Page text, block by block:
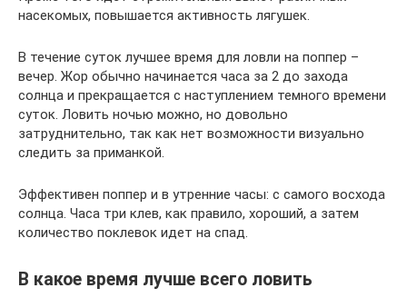
насекомых, повышается активность лягушек.
В течение суток лучшее время для ловли на поппер –
вечер. Жор обычно начинается часа за 2 до захода
солнца и прекращается с наступлением темного времени
суток. Ловить ночью можно, но довольно
затруднительно, так как нет возможности визуально
следить за приманкой.
Эффективен поппер и в утренние часы: с самого восхода
солнца. Часа три клев, как правило, хороший, а затем
количество поклевок идет на спад.
В какое время лучше всего ловить